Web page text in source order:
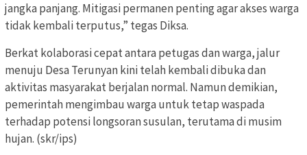
jangka panjang. Mitigasi permanen penting agar akses warga
tidak kembali terputus,” tegas Diksa.
Berkat kolaborasi cepat antara petugas dan warga, jalur
menuju Desa Terunyan kini telah kembali dibuka dan
aktivitas masyarakat berjalan normal. Namun demikian,
pemerintah mengimbau warga untuk tetap waspada
terhadap potensi longsoran susulan, terutama di musim
hujan. (skr/ips)